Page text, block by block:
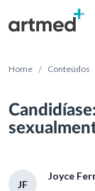
Home / Conteúdos
JF
Joyce